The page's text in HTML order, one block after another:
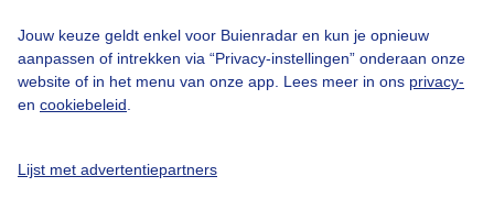
Jouw keuze geldt enkel voor Buienradar en kun je opnieuw
aanpassen of intrekken via “Privacy-instellingen” onderaan onze
website of in het menu van onze app. Lees meer in ons privacy-
en cookiebeleid
Lijst met advertentiepartners
Privacy beleid
Cookie beleid